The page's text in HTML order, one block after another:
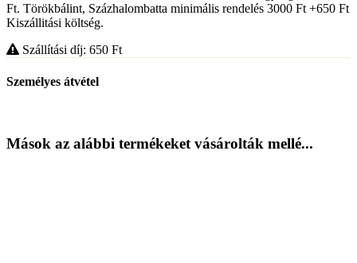
Ft. Törökbálint, Százhalombatta minimális rendelés 3000 Ft +650 Ft
Kiszállitási költség.
Szállítási díj: 650 Ft
Személyes átvétel
Mások az alábbi termékeket vásárolták mellé...